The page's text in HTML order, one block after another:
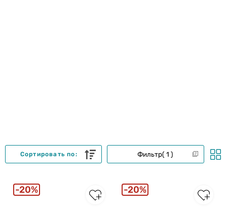
Фильтр 1
Сортировать по:
20% 20%